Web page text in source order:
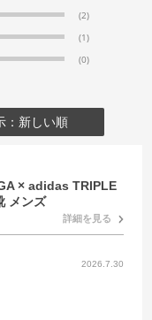
(2)
(1)
(0)
：新しい順
× adidas TRIPLE
メンズ
詳細を見る
2026.7.30